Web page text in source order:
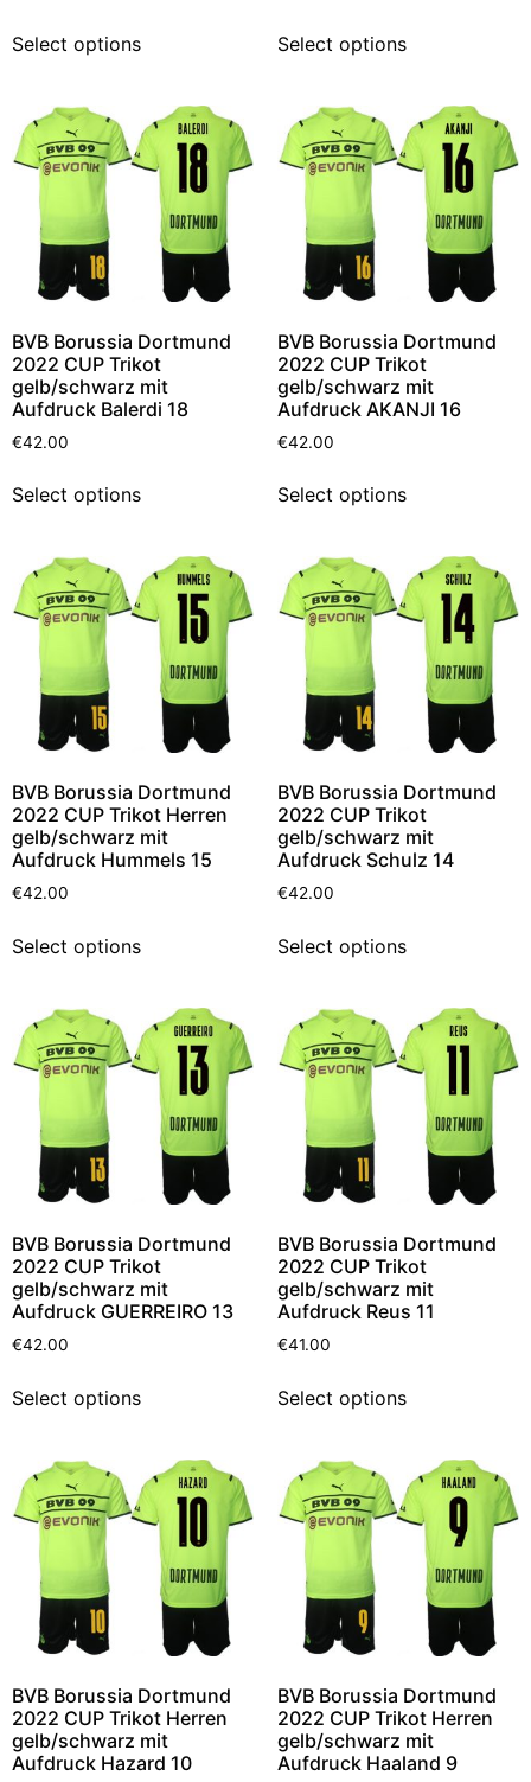
Select options Select options
BVB Borussia Dortmund
2022 CUP Trikot
gelb/schwarz mit
Aufdruck Balerdi 18
€42.00
Select options
BVB Borussia Dortmund
2022 CUP Trikot
gelb/schwarz mit
Aufdruck AKANJI 16
€42.00
Select options
BVB Borussia Dortmund
2022 CUP Trikot Herren
gelb/schwarz mit
Aufdruck Hummels 15
€42.00
Select options
BVB Borussia Dortmund
2022 CUP Trikot
gelb/schwarz mit
Aufdruck Schulz 14
€42.00
Select options
BVB Borussia Dortmund
2022 CUP Trikot
gelb/schwarz mit
Aufdruck GUERREIRO 13
€42.00
Select options
BVB Borussia Dortmund
2022 CUP Trikot
gelb/schwarz mit
Aufdruck Reus 11
€41.00
Select options
BVB Borussia Dortmund
2022 CUP Trikot Herren
gelb/schwarz mit
Aufdruck Hazard 10
BVB Borussia Dortmund
2022 CUP Trikot Herren
gelb/schwarz mit
Aufdruck Haaland 9